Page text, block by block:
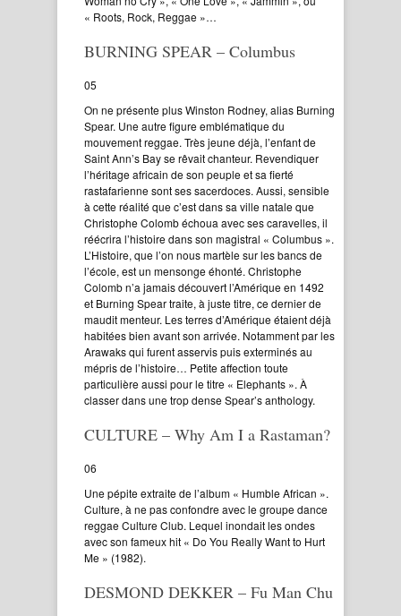
« Roots, Rock, Reggae »…
BURNING SPEAR – Columbus
05
On ne présente plus Winston Rodney, alias Burning
Spear. Une autre figure emblématique du
mouvement reggae. Très jeune déjà, l’enfant de
Saint Ann’s Bay se rêvait chanteur. Revendiquer
l’héritage africain de son peuple et sa fierté
rastafarienne sont ses sacerdoces. Aussi, sensible
à cette réalité que c’est dans sa ville natale que
Christophe Colomb échoua avec ses caravelles, il
réécrira l’histoire dans son magistral « Columbus ».
L’Histoire, que l’on nous martèle sur les bancs de
l’école, est un mensonge éhonté. Christophe
Colomb n’a jamais découvert l’Amérique en 1492
et Burning Spear traite, à juste titre, ce dernier de
maudit menteur. Les terres d’Amérique étaient déjà
habitées bien avant son arrivée. Notamment par les
Arawaks qui furent asservis puis exterminés au
mépris de l’histoire… Petite affection toute
particulière aussi pour le titre « Elephants ». À
classer dans une trop dense Spear’s anthology.
CULTURE – Why Am I a Rastaman?
06
Une pépite extraite de l’album « Humble African ».
Culture, à ne pas confondre avec le groupe dance
reggae Culture Club. Lequel inondait les ondes
avec son fameux hit « Do You Really Want to Hurt
Me » (1982).
DESMOND DEKKER – Fu Man Chu